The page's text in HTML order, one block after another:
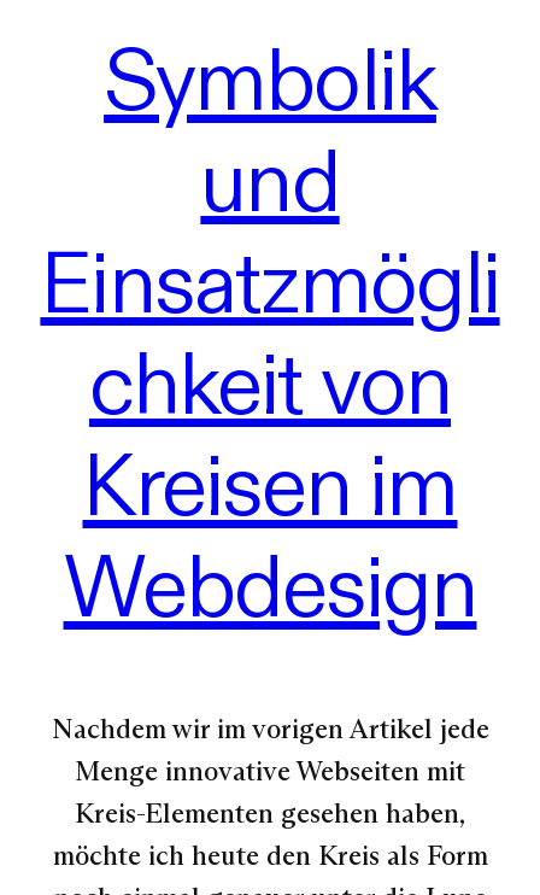
Symbolik
und
Einsatzmögli
chkeit von
Kreisen im
Webdesign
Nachdem wir im vorigen Artikel jede
Menge innovative Webseiten mit
Kreis-Elementen gesehen haben,
möchte ich heute den Kreis als Form